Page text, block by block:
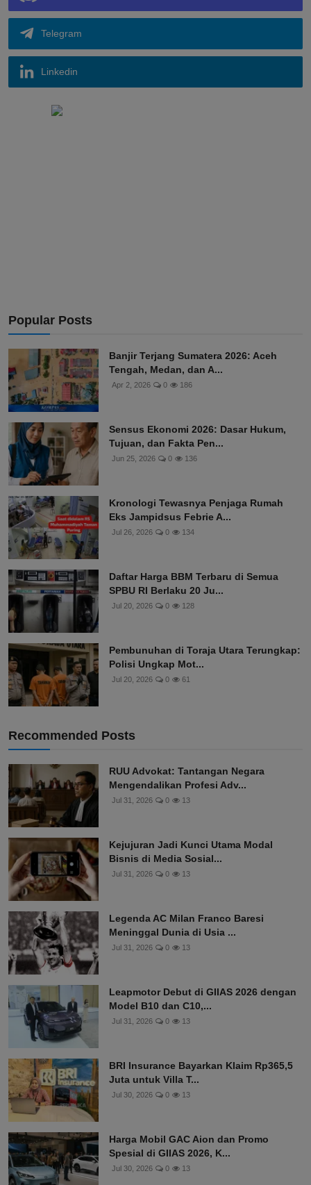
Telegram
Linkedin
Popular Posts
Banjir Terjang Sumatera 2026: Aceh
Tengah, Medan, dan A...
Apr 2, 2026 0 186
Sensus Ekonomi 2026: Dasar Hukum,
Tujuan, dan Fakta Pen...
Jun 25, 2026 0 136
Kronologi Tewasnya Penjaga Rumah
Eks Jampidsus Febrie A...
Jul 26, 2026 0 134
Daftar Harga BBM Terbaru di Semua
SPBU RI Berlaku 20 Ju...
Jul 20, 2026 0 128
Pembunuhan di Toraja Utara Terungkap:
Polisi Ungkap Mot...
Jul 20, 2026 0 61
Recommended Posts
RUU Advokat: Tantangan Negara
Mengendalikan Profesi Adv...
Jul 31, 2026 0 13
Kejujuran Jadi Kunci Utama Modal
Bisnis di Media Sosial...
Jul 31, 2026 0 13
Legenda AC Milan Franco Baresi
Meninggal Dunia di Usia ...
Jul 31, 2026 0 13
Leapmotor Debut di GIIAS 2026 dengan
Model B10 dan C10,...
Jul 31, 2026 0 13
BRI Insurance Bayarkan Klaim Rp365,5
Juta untuk Villa T...
Jul 30, 2026 0 13
Harga Mobil GAC Aion dan Promo
Spesial di GIIAS 2026, K...
Jul 30, 2026 0 13